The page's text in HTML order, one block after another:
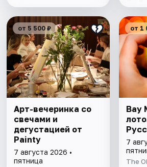
от 5 500 ₽
Арт-вечеринка со
свечами и
дегустацией от
Painty
7 августа 2026 •
пятница
от 1
Вау
7
The